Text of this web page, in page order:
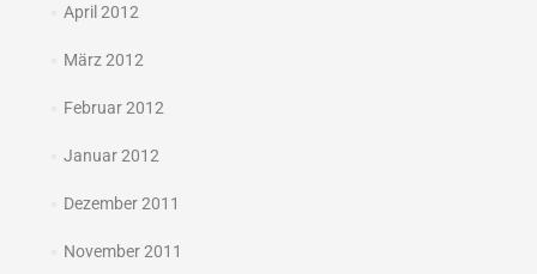
April 2012
März 2012
Februar 2012
Januar 2012
Dezember 2011
November 2011